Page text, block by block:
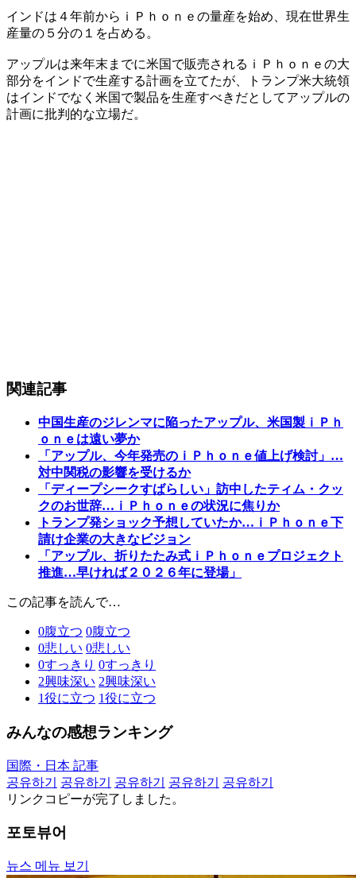
インドは４年前からｉＰｈｏｎｅの量産を始め、現在世界生
産量の５分の１を占める。
アップルは来年末までに米国で販売されるｉＰｈｏｎｅの大
部分をインドで生産する計画を立てたが、トランプ米大統領
はインドでなく米国で製品を生産すべきだとしてアップルの
計画に批判的な立場だ。
関連記事
中国生産のジレンマに陥ったアップル、米国製ｉＰｈ
ｏｎｅは遠い夢か
「アップル、今年発売のｉＰｈｏｎｅ値上げ検討」…
対中関税の影響を受けるか
「ディープシークすばらしい」訪中したティム・クッ
クのお世辞…ｉＰｈｏｎｅの状況に焦りか
トランプ発ショック予想していたか…ｉＰｈｏｎｅ下
請け企業の大きなビジョン
「アップル、折りたたみ式ｉＰｈｏｎｅプロジェクト
推進…早ければ２０２６年に登場」
この記事を読んで…
0腹立つ 0腹立つ
0悲しい 0悲しい
0すっきり 0すっきり
2興味深い 2興味深い
1役に立つ 1役に立つ
みんなの感想ランキング
国際・日本 記事
공유하기
공유하기 공유하기 공유하기
공유하기
リンクコピーが完了しました。
포토뷰어
뉴스 메뉴 보기